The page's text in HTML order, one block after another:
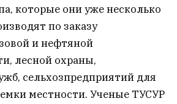
которые они уже несколько
по заказу
и нефтяной
лесной охраны,
сельхозпредприятий для
местности. Ученые ТУСУР